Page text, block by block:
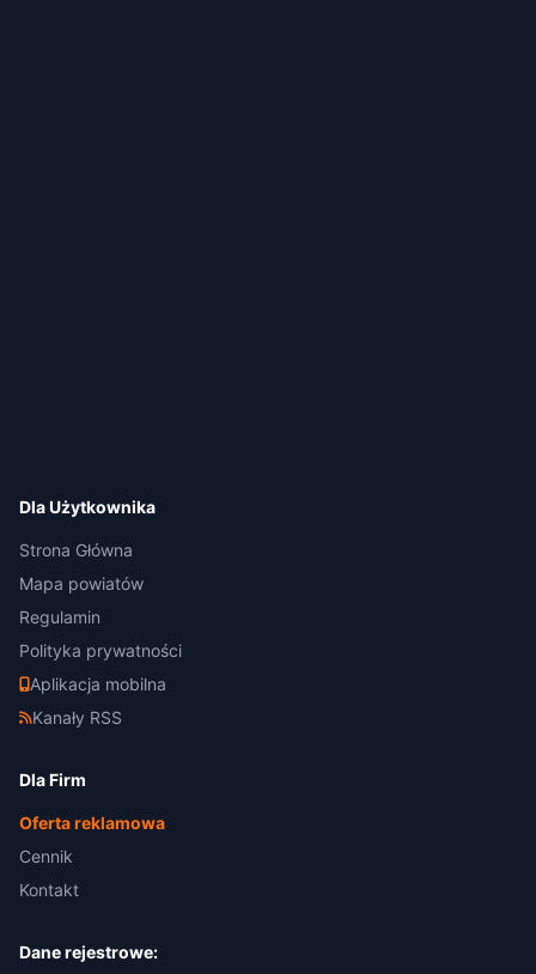
Dla Użytkownika
Strona Główna
Mapa powiatów
Regulamin
Polityka prywatności
Aplikacja mobilna
Kanały RSS
Dla Firm
Oferta reklamowa
Cennik
Kontakt
Dane rejestrowe: